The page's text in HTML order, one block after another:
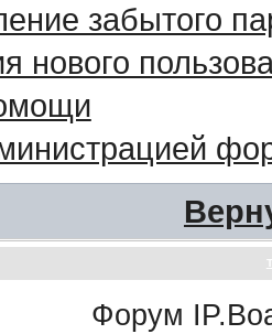
забытого
нового
Форум